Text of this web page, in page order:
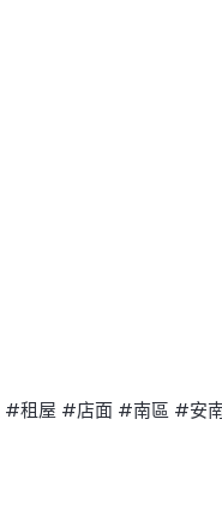
#租屋 #店面 #南區 #安